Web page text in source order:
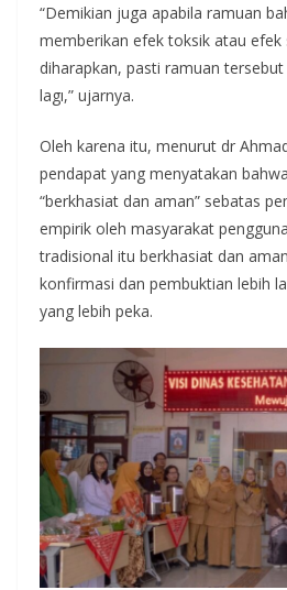
“Demikian juga apabila ramuan
memberikan efek toksik atau efek
diharapkan, pasti ramuan
lagı,” ujarnya.
Oleh karena itu, menurut dr
pendapat yang menyatakan
“berkhasiat dan aman” sebatas
empirik oleh masyarakat
tradisional itu berkhasiat dan
konfirmasi dan pembuktian lebih
yang lebih peka.